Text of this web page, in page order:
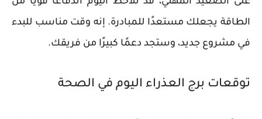
الطاقة يجعلك مستعدًا للمبادرة. إنه وقت مناسب للبدء
في مشروع جديد، وستجد دعمًا كبيرًا من فريقك.
توقعات برج العذراء اليوم في الصحة